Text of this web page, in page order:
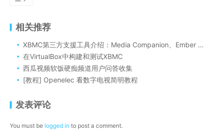
相关推荐
XBMC第三方支援工具介绍：Media Companion、Ember Media Manager 、MediaElch
在VirtualBox中构建和测试XBMC
西瓜视频软饭硬痴频道用户问答收集
[教程] Openelec 看数字电视简明教程
发表评论
You must be logged in to post a comment.